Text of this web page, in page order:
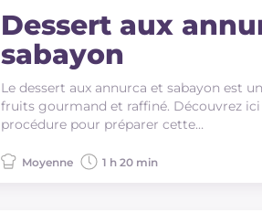
Dessert aux
sabayon
Le dessert aux annurca et sabayon est
fruits gourmand et raffiné. Découvrez ici
procédure pour préparer cette…
Moyenne 1 h 20 min